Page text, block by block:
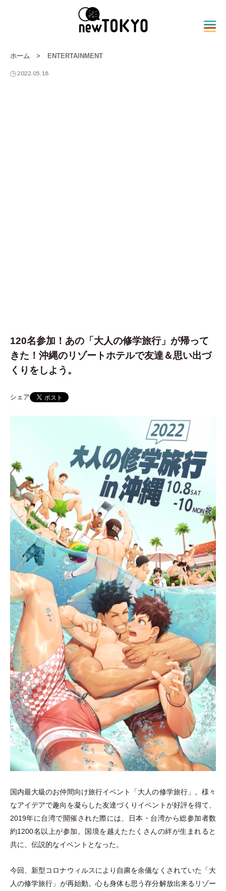
ホーム > ENTERTAINMENT
2022.05.18
120名参加！あの「大人の修学旅行」が帰って
きた！沖縄のリゾートホテルで友達＆思い出づ
くりをしよう。
シェア
国内最大級のお仲間向け旅行イベント 「大人の修学旅行」
。様々
なアイデアで趣向を凝らした友達づくりイベントが好評を得て、
2019年に台湾で開催された際には、日本 ・ 台湾から総参加者数
約1200名以上が参加。国境を越えたたくさんの絆が生まれると
共に、伝説的なイベントとなった。
今回、新型コロナウィルスにより自粛を余儀なくされていた 「大
人の修学旅行 」 が再始動。心も身体も思う存分解放出来るリゾー